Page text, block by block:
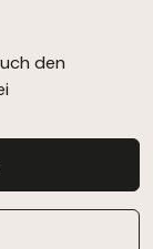
den